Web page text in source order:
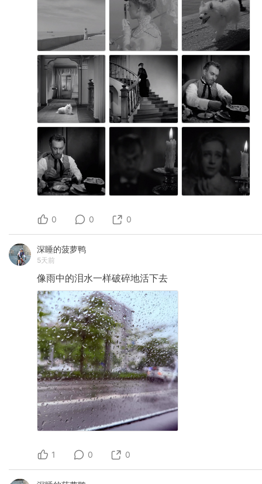
0 0 0
深睡的菠萝鸭
5天前
像雨中的泪水一样破碎地活下去
1 0 0